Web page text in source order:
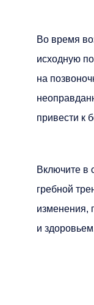
Во время
исходную
на
привести к
Включите в
гребной
изменения,
и